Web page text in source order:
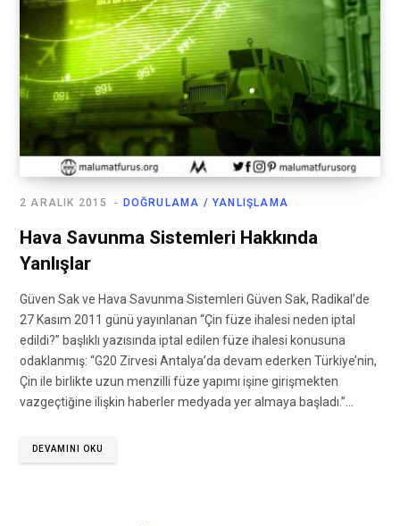
DOĞRULAMA / YANLIŞLAMA
2 ARALIK 2015
Hava Savunma Sistemleri Hakkında
Yanlışlar
Güven Sak ve Hava Savunma Sistemleri Güven Sak, Radikal’de
27 Kasım 2011 günü yayınlanan “Çin füze ihalesi neden iptal
edildi?” başlıklı yazısında iptal edilen füze ihalesi konusuna
odaklanmış: “G20 Zirvesi Antalya’da devam ederken Türkiye’nin,
Çin ile birlikte uzun menzilli füze yapımı işine girişmekten
vazgeçtiğine ilişkin haberler medyada yer almaya başladı.”…
DEVAMINI OKU